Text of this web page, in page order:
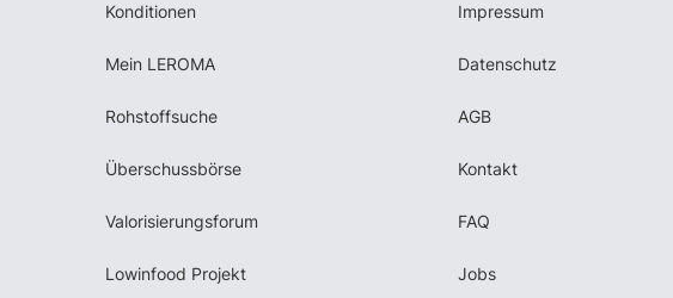
Konditionen
Mein LEROMA
Rohstoffsuche
Überschussbörse
Valorisierungsforum
Lowinfood Projekt
Impressum
Datenschutz
AGB
Kontakt
FAQ
Jobs